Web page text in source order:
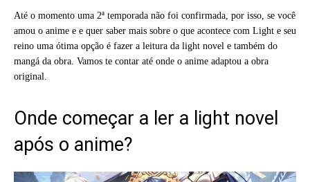
Até o momento uma 2ª temporada não foi confirmada, por isso, se você
amou o anime e e quer saber mais sobre o que acontece com Light e seu
reino uma ótima opção é fazer a leitura da light novel e também do
mangá da obra. Vamos te contar até onde o anime adaptou a obra
original.
Onde começar a ler a light novel
após o anime?